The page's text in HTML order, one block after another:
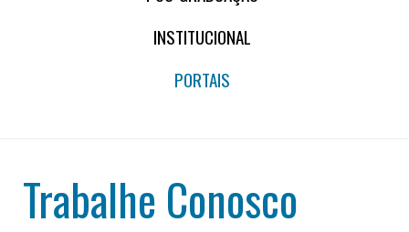
INSTITUCIONAL
PORTAIS
Trabalhe Conosco